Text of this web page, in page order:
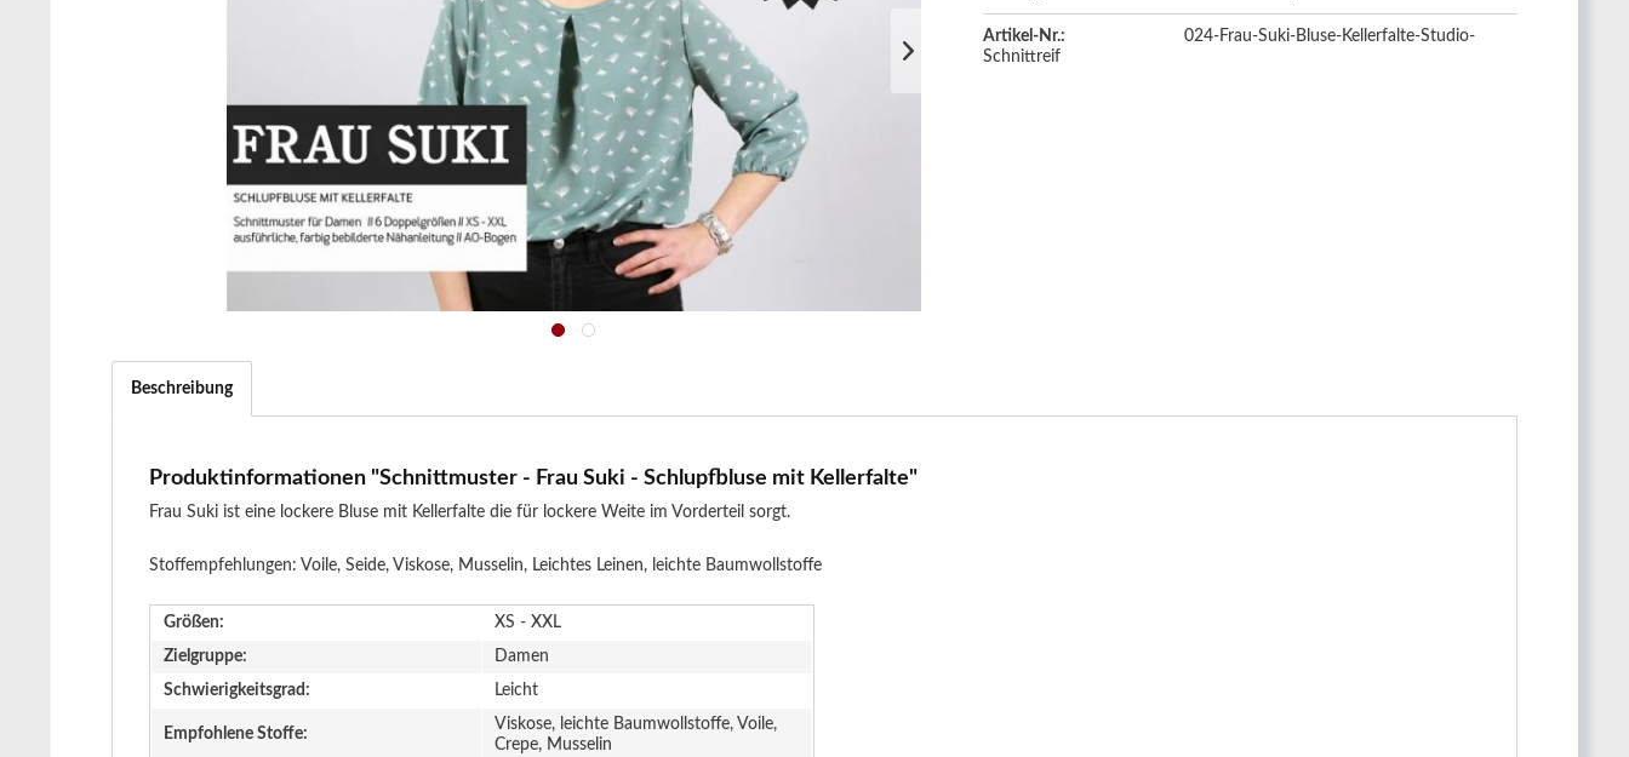
Artikel-Nr.:
024-Frau-Suki-Bluse-Kellerfalte-Studio-
Schnittreif
Beschreibung
Produktinformationen "Schnittmuster - Frau Suki - Schlupfbluse mit Kellerfalte"
Frau Suki ist eine lockere Bluse mit Kellerfalte die für lockere Weite im Vorderteil sorgt.
Stoffempfehlungen: Voile, Seide, Viskose, Musselin, Leichtes Leinen, leichte Baumwollstoffe
Größen:
XS - XXL
Zielgruppe:
Damen
Schwierigkeitsgrad:
Leicht
Empfohlene Stoffe:
Viskose, leichte Baumwollstoffe, Voile,
Crepe, Musselin